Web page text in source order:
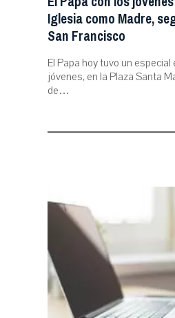
Iglesia como Madre,
San Francisco
El Papa hoy tuvo un
jóvenes, en la Plaza Santa
de…